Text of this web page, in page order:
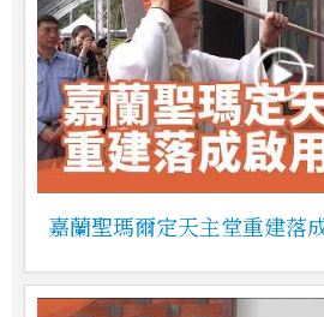
嘉蘭聖瑪爾定天主堂重建落